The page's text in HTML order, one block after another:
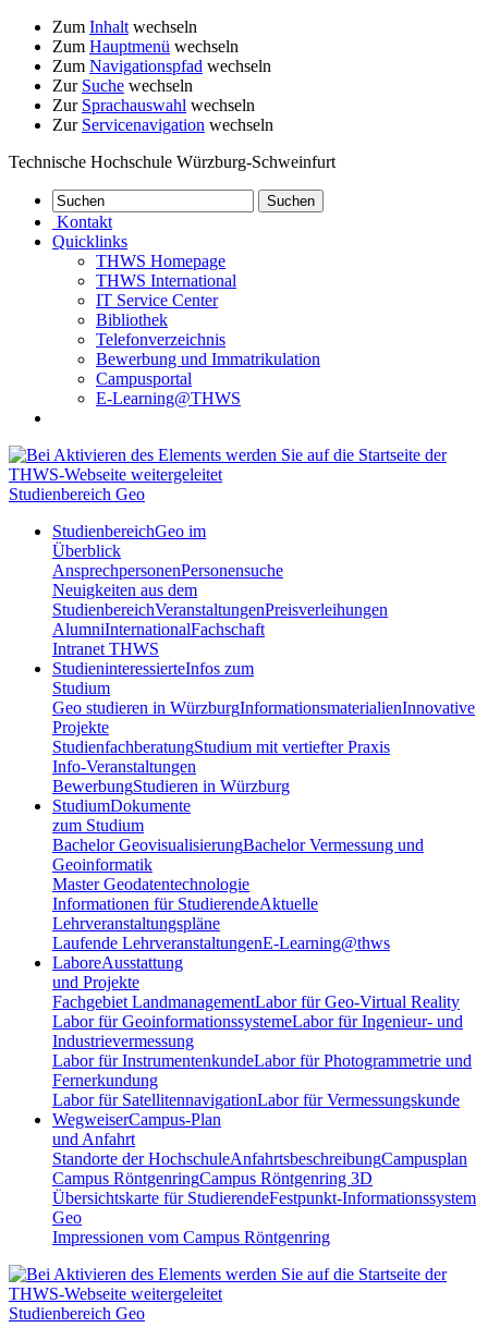
Zum Inhalt wechseln
Zum Hauptmenü wechseln
Zum Navigationspfad wechseln
Zur Suche wechseln
Zur Sprachauswahl wechseln
Zur Servicenavigation wechseln
Technische Hochschule Würzburg-Schweinfurt
Kontakt
Quicklinks
THWS Homepage
THWS International
IT Service Center
Bibliothek
Telefonverzeichnis
Bewerbung und Immatrikulation
Campusportal
E-Learning@THWS
Studienbereich Geo
StudienbereichGeo im
Überblick
AnsprechpersonenPersonensuche
Neuigkeiten aus dem
StudienbereichVeranstaltungenPreisverleihungen
AlumniInternationalFachschaft
Intranet THWS
StudieninteressierteInfos zum
Studium
Geo studieren in WürzburgInformationsmaterialienInnovative
Projekte
StudienfachberatungStudium mit vertiefter Praxis
Info-Veranstaltungen
BewerbungStudieren in Würzburg
StudiumDokumente
zum Studium
Bachelor GeovisualisierungBachelor Vermessung und
Geoinformatik
Master Geodatentechnologie
Informationen für StudierendeAktuelle
Lehrveranstaltungspläne
Laufende LehrveranstaltungenE-Learning@thws
LaboreAusstattung
und Projekte
Fachgebiet LandmanagementLabor für Geo-Virtual Reality
Labor für GeoinformationssystemeLabor für Ingenieur- und
Industrievermessung
Labor für InstrumentenkundeLabor für Photogrammetrie und
Fernerkundung
Labor für SatellitennavigationLabor für Vermessungskunde
WegweiserCampus-Plan
und Anfahrt
Standorte der HochschuleAnfahrtsbeschreibungCampusplan
Campus RöntgenringCampus Röntgenring 3D
Übersichtskarte für StudierendeFestpunkt-Informationssystem
Geo
Impressionen vom Campus Röntgenring
Studienbereich Geo